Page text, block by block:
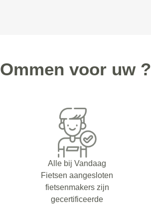
voor uw ?
Alle bij Vandaag
Fietsen aangesloten
fietsenmakers zijn
gecertificeerde